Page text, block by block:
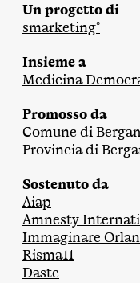
Un progetto di
smarketing°
Insieme a
Medicina
Promosso da
Comune di
Provincia di
Sostenuto da
Aiap
Amnesty
Immaginare
Risma11
Daste